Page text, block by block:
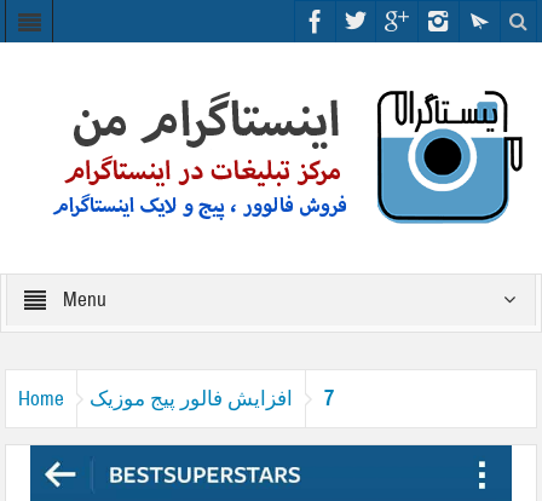
Menu
Home افزایش فالور پیج موزیک 7